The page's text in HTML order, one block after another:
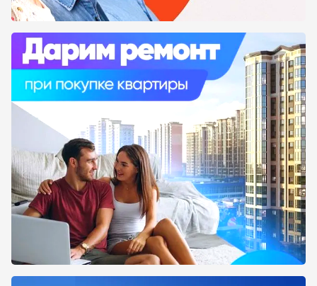
или не подходит по стоимости. Так как,
связана с количеством в ней квадратных
метров. На нашем сайте предоставлена вся
актуальная, достоверная информация о
жилых комплексах. Благодаря чему вы можете
сразу ознакомиться с внешней и внутренней
инфраструктурой новостройки. На
интерактивной карте показано
месторасположение каждого жилого
комплекса, а также что именно находится в
шаговой от него доступности.
Если у вас возникли вопросы, вы можете
написать нам. Мы с вами свяжемся и с
радостью вас проконсультируем. Или вы
можете перейти на официальный сайт
застройщика и напрямую написать их
онлайн-менеджерам, чтобы уточнить все